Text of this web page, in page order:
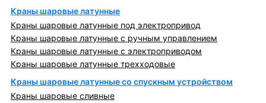
Краны шаровые латунные
Краны шаровые латунные под электропривод
Краны шаровые латунные с ручным управлением
Краны шаровые латунные с электроприводом
Краны шаровые латунные трехходовые
Краны шаровые латунные со спускным устройством
Краны шаровые сливные